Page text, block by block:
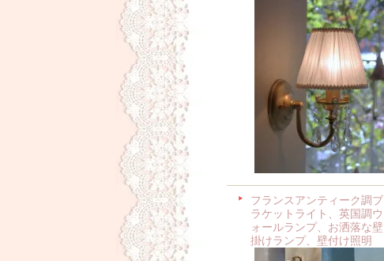
フランスアンティーク調ブ
ラケットライト、英国調ウ
ォールランプ、お洒落な壁
掛けランプ、壁付け照明